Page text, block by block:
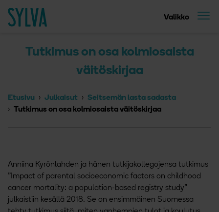
Valikko
Tutkimus on osa kolmiosaista
väitöskirjaa
Etusivu Julkaisut
Seitsemän lasta sadasta
Tutkimus on osa kolmiosaista väitöskirjaa
Anniina Kyrönlahden ja hänen tutkijakollegojensa tutkimus
”Impact of parental socioeconomic factors on childhood
cancer mortality: a population-based registry study”
julkaistiin kesällä 2018. Se on ensimmäinen Suomessa